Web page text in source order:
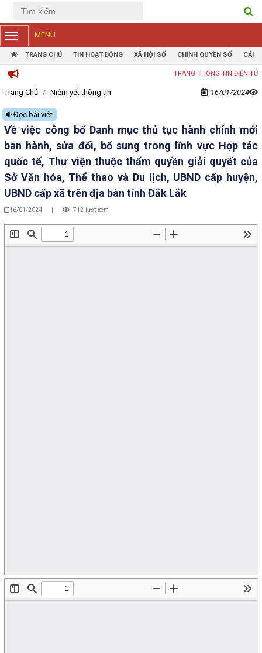
MENU
TRANG CHỦ TIN HOẠT ĐỘNG XÃ HỘI SỐ CHÍNH QUYỀN SỐ CẢI
TRANG THÔNG TIN ĐIỆN TỬ PHƯỜNG
Trang Chủ Niêm yết thông tin 16/01/2024
Đọc bài viết
Về việc công bố Danh mục thủ tục hành chính mới
ban hành, sửa đổi, bổ sung trong lĩnh vực Hợp tác
quốc tế, Thư viện thuộc thẩm quyền giải quyết của
Sở Văn hóa, Thể thao và Du lịch, UBND cấp huyện,
UBND cấp xã trên địa bàn tỉnh Đắk Lắk
16/01/2024 712 lượt xem